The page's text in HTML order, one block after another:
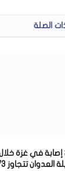
الصلة